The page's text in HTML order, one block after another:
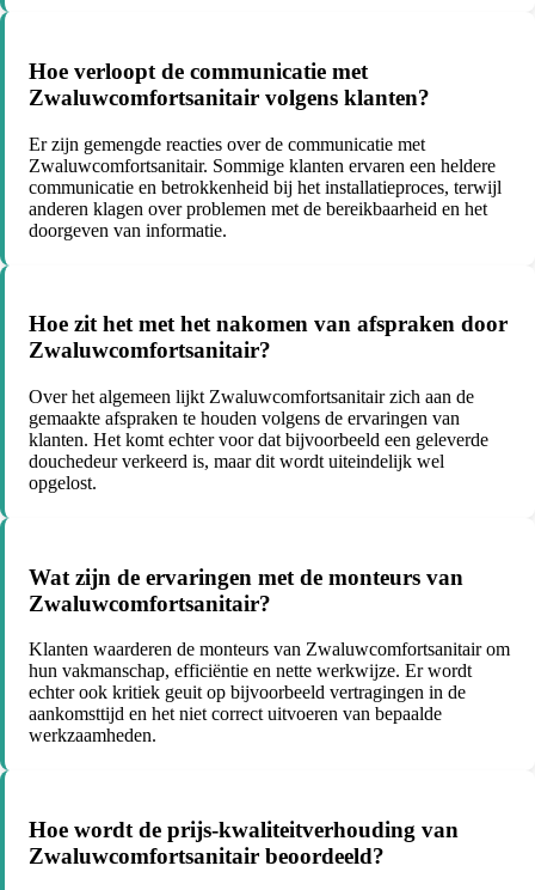
Hoe verloopt de communicatie met
Zwaluwcomfortsanitair volgens klanten?
Er zijn gemengde reacties over de communicatie met
Zwaluwcomfortsanitair. Sommige klanten ervaren een heldere
communicatie en betrokkenheid bij het installatieproces, terwijl
anderen klagen over problemen met de bereikbaarheid en het
doorgeven van informatie.
Hoe zit het met het nakomen van afspraken door
Zwaluwcomfortsanitair?
Over het algemeen lijkt Zwaluwcomfortsanitair zich aan de
gemaakte afspraken te houden volgens de ervaringen van
klanten. Het komt echter voor dat bijvoorbeeld een geleverde
douchedeur verkeerd is, maar dit wordt uiteindelijk wel
opgelost.
Wat zijn de ervaringen met de monteurs van
Zwaluwcomfortsanitair?
Klanten waarderen de monteurs van Zwaluwcomfortsanitair om
hun vakmanschap, efficiëntie en nette werkwijze. Er wordt
echter ook kritiek geuit op bijvoorbeeld vertragingen in de
aankomsttijd en het niet correct uitvoeren van bepaalde
werkzaamheden.
Hoe wordt de prijs-kwaliteitverhouding van
Zwaluwcomfortsanitair beoordeeld?